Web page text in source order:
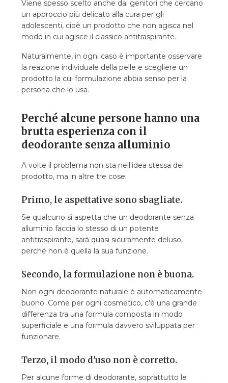
Viene spesso scelto anche dai genitori che cercano
un approccio più delicato alla cura per gli
adolescenti, cioè un prodotto che non agisca nel
modo in cui agisce il classico antitraspirante.
Naturalmente, in ogni caso è importante osservare
la reazione individuale della pelle e scegliere un
prodotto la cui formulazione abbia senso per la
persona che lo usa.
Perché alcune persone hanno una
brutta esperienza con il
deodorante senza alluminio
A volte il problema non sta nell'idea stessa del
prodotto, ma in altre tre cose:
Primo, le aspettative sono sbagliate.
Se qualcuno si aspetta che un deodorante senza
alluminio faccia lo stesso di un potente
antitraspirante, sarà quasi sicuramente deluso,
perché non è quella la sua funzione.
Secondo, la formulazione non è buona.
Non ogni deodorante naturale è automaticamente
buono. Come per ogni cosmetico, c'è una grande
differenza tra una formula composta in modo
superficiale e una formula davvero sviluppata per
funzionare.
Terzo, il modo d'uso non è corretto.
Per alcune forme di deodorante, soprattutto le